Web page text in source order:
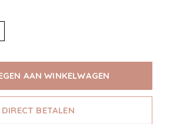
AAN WINKELWAGEN
DIRECT BETALEN